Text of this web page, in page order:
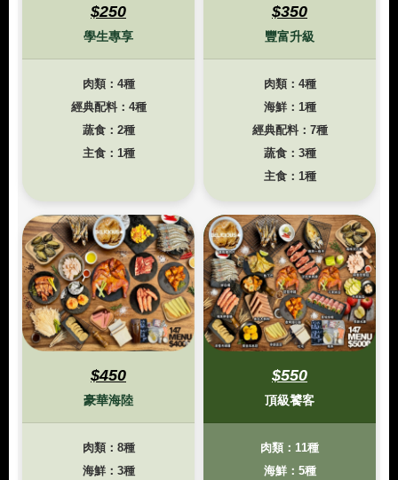
$250
學生專享
肉類：4種
經典配料：4種
蔬食：2種
主食：1種
$350
豐富升級
肉類：4種
海鮮：1種
經典配料：7種
蔬食：3種
主食：1種
$450
豪華海陸
肉類：8種
海鮮：3種
$550
頂級饕客
肉類：11種
海鮮：5種